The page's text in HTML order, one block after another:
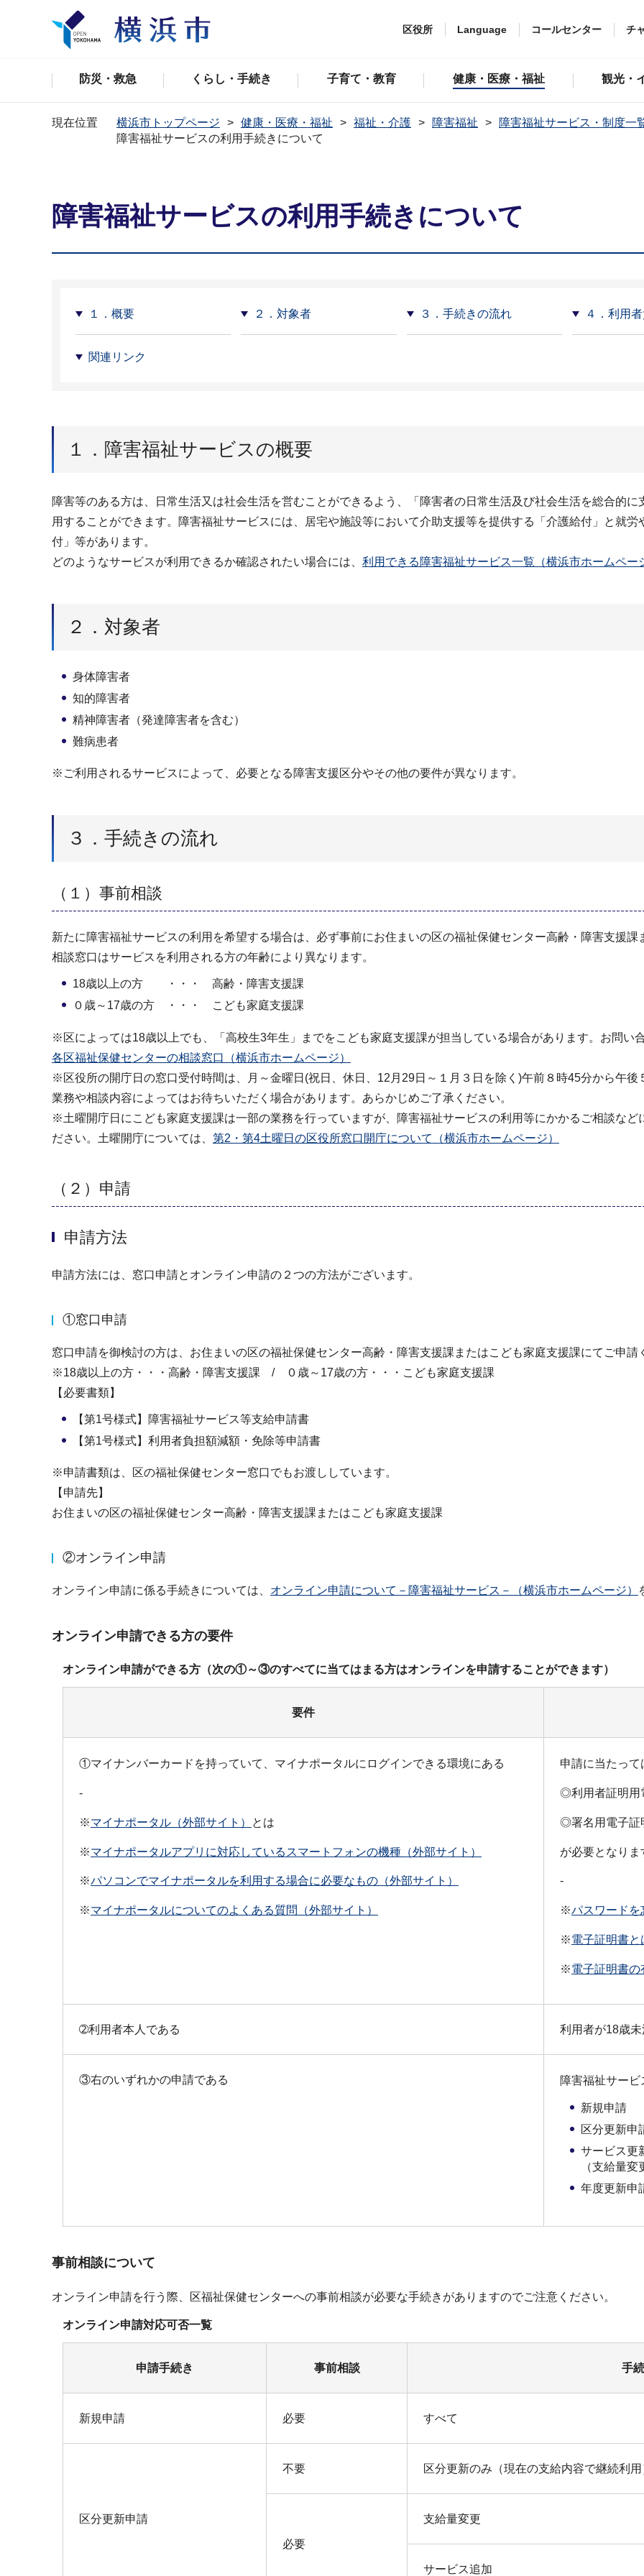
区役所 Language コールセンター チ
防災・救急 くらし・手続き 子育て・教育 健康・医療・福祉 観光・
現在位置 横浜市トップページ 健康・医療・福祉 福祉・介護 障害福祉 障害福祉サービス・制度一
障害福祉サービスの利用手続きについて
障害福祉サービスの利用手続きについて
１．概要 ２．対象者 ３．手続きの流れ ４．利用
関連リンク
１．障害福祉サービスの概要
障害等のある方は、日常生活又は社会生活を営むことができるよう、「障害者の日常生活及び社会生活を総合的
用することができます。障害福祉サービスには、居宅や施設等において介助支援等を提供する「介護給付」と就
付」等があります。
どのようなサービスが利用できるか確認されたい場合には、 利用できる障害福祉サービス一覧（横浜市ホームペー
２．対象者
身体障害者
知的障害者
精神障害者（発達障害者を含む）
難病患者
※ご利用されるサービスによって、必要となる障害支援区分やその他の要件が異なります。
３．手続きの流れ
（１）事前相談
新たに障害福祉サービスの利用を希望する場合は、必ず事前にお住まいの区の福祉保健センター高齢・障害支援課
相談窓口はサービスを利用される方の年齢により異なります。
18歳以上の方 ・・・ 高齢・障害支援課
０歳～17歳の方 ・・・ こども家庭支援課
※区によっては18歳以上でも、「高校生3年生」までをこども家庭支援課が担当している場合があります。お問い
各区福祉保健センターの相談窓口（横浜市ホームページ）
※区役所の開庁日の窓口受付時間は、月～金曜日(祝日、休日、12月29日～１月３日を除く)午前８時45分から午
業務や相談内容によってはお待ちいただく場合があります。あらかじめご了承ください。
※土曜開庁日にこども家庭支援課は一部の業務を行っていますが、障害福祉サービスの利用等にかかるご相談など
ださい。土曜開庁については、 第2・第4土曜日の区役所窓口開庁について（横浜市ホームページ）
（２）申請
申請方法
申請方法には、窓口申請とオンライン申請の２つの方法がございます。
①窓口申請
窓口申請を御検討の方は、お住まいの区の福祉保健センター高齢・障害支援課またはこども家庭支援課にてご申請
※18歳以上の方・・・高齢・障害支援課 / ０歳～17歳の方・・・こども家庭支援課
【必要書類】
【第1号様式】障害福祉サービス等支給申請書
【第1号様式】利用者負担額減額・免除等申請書
※申請書類は、区の福祉保健センター窓口でもお渡ししています。
【申請先】
お住まいの区の福祉保健センター高齢・障害支援課またはこども家庭支援課
②オンライン申請
オンライン申請に係る手続きについては、 オンライン申請について－障害福祉サービス－（横浜市ホームページ）
オンライン申請できる方の要件
オンライン申請ができる方（次の①～③のすべてに当てはまる方はオンラインを申請することができます）
要件
①マイナンバーカードを持っていて、マイナポータルにログインできる環境にある
-
※マイナポータル（外部サイト） とは
※マイナポータルアプリに対応しているスマートフォンの機種（外部サイト）
※パソコンでマイナポータルを利用する場合に必要なもの（外部サイト）
※マイナポータルについてのよくある質問（外部サイト）
申請に当たって
◎利用者証明用
◎署名用電子証
が必要となりま
-
※パスワードを
※電子証明書と
※電子証明書の
➁利用者本人である 利用者が18歳
③右のいずれかの申請である 障害福祉サー
新規申請
区分更新申
サービス更
（支給量変
年度更新申
事前相談について
オンライン申請を行う際、区福祉保健センターへの事前相談が必要な手続きがありますのでご注意ください。
オンライン申請対応可否一覧
申請手続き 事前相談 手
新規申請 必要 すべて
区分更新申請
不要 区分更新のみ（現在の支給内容で継続利用
必要
支給量変更
サービス追加